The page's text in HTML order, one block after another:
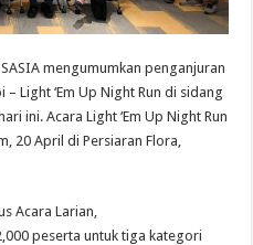
mengumumkan penganjuran
Light ‘Em Up Night Run di sidang
ini. Acara Light ‘Em Up Night Run
20 April di Persiaran Flora,
Acara Larian,
peserta untuk tiga kategori